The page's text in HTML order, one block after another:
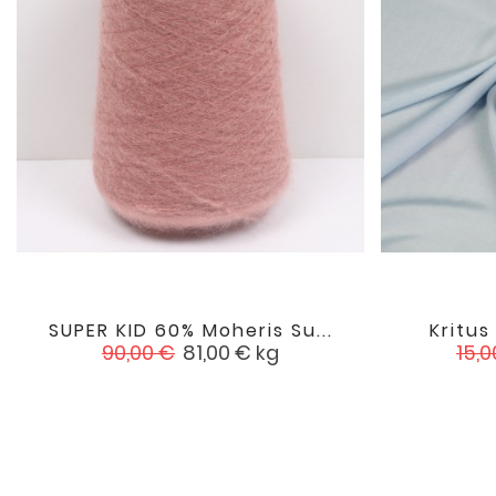
SUPER KID 60% Moheris Su...
Įprasta
90,00 € Kaina
81,00 € kg
 favorite
Kritus